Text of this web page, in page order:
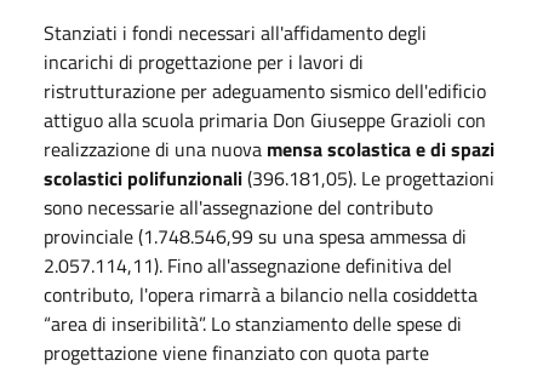
Stanziati i fondi necessari all'affidamento degli
incarichi di progettazione per i lavori di
ristrutturazione per adeguamento sismico dell'edificio
attiguo alla scuola primaria Don Giuseppe Grazioli con
realizzazione di una nuova mensa scolastica e di spazi
scolastici polifunzionali(396.181,05). Le progettazioni
sono necessarie all'assegnazione del contributo
provinciale (1.748.546,99 su una spesa ammessa di
2.057.114,11). Fino all'assegnazione definitiva del
contributo, l'opera rimarrà a bilancio nella cosiddetta
“area di inseribilità”. Lo stanziamento delle spese di
progettazione viene finanziato con quota parte